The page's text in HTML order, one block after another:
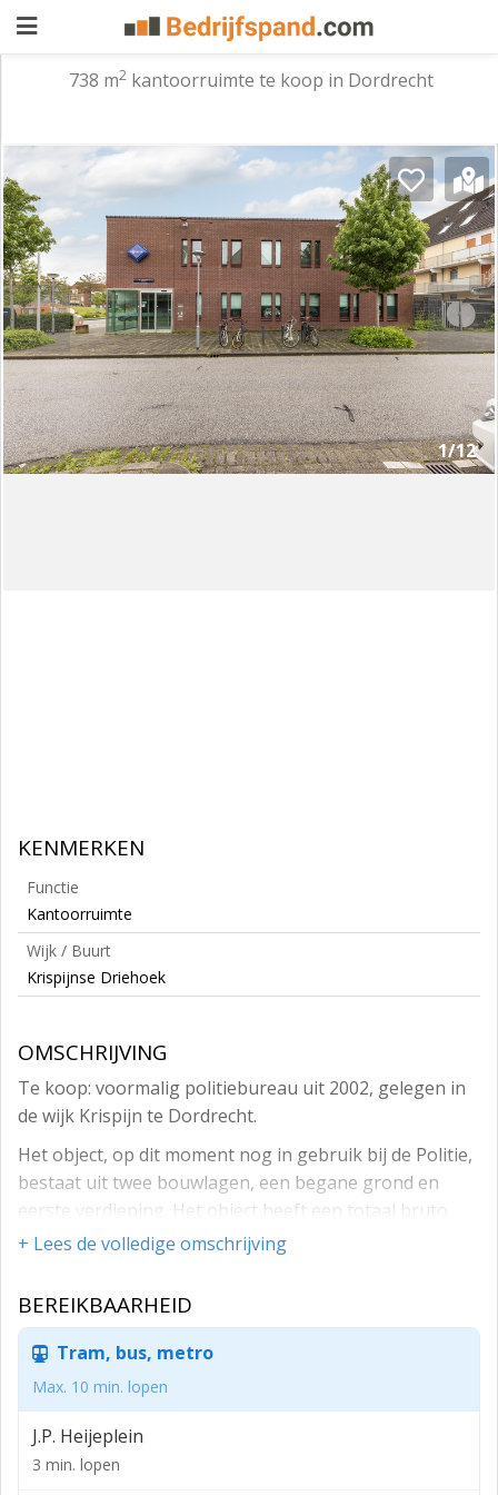
aanbieden
Pand
zoeken
Waarom
adverteren
Premium
adverteren
Blog
Registreren
Login
738 m2 kantoorruimte te koop in Dordrecht
1/12
KENMERKEN
Functie
Kantoorruimte
Wijk / Buurt
Krispijnse Driehoek
OMSCHRIJVING
Te koop: voormalig politiebureau uit 2002, gelegen in
de wijk Krispijn te Dordrecht.
Het object, op dit moment nog in gebruik bij de Politie,
bestaat uit twee bouwlagen, een begane grond en
eerste verdieping. Het object heeft een totaal bruto
vloeroppervlak van circa 738 m² (bron: BAG viewer),
Parkeervoorzieningen bevinden zich niet op eigen
terrein, maar er is openbare parkeergelegenheid voor
het object.
Het gebouw heeft een energielabel B, geldig tot 25 juni
2034.
Het object heeft een kleinverbruik aansluiting met een
+ Lees de volledige omschrijving
BEREIKBAARHEID
Tram, bus, metro
Max. 10 min. lopen
J.P. Heijeplein
3 min. lopen